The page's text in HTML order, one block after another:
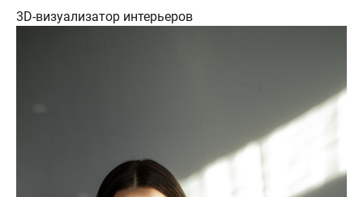
3D-визуализатор интерьеров